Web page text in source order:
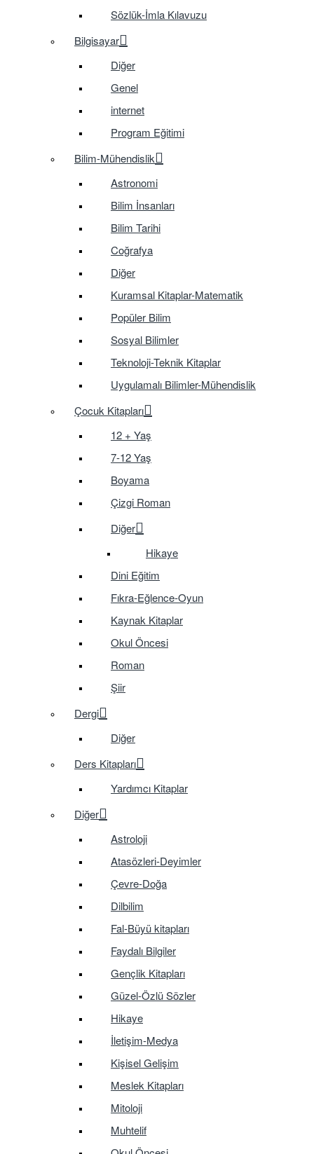
Sözlük-İmla Kılavuzu
Bilgisayar
Diğer
Genel
internet
Program Eğitimi
Bilim-Mühendislik
Astronomi
Bilim İnsanları
Bilim Tarihi
Coğrafya
Diğer
Kuramsal Kitaplar-Matematik
Popüler Bilim
Sosyal Bilimler
Teknoloji-Teknik Kitaplar
Uygulamalı Bilimler-Mühendislik
Çocuk Kitapları
12 + Yaş
7-12 Yaş
Boyama
Çizgi Roman
Diğer
Hikaye
Dini Eğitim
Fıkra-Eğlence-Oyun
Kaynak Kitaplar
Okul Öncesi
Roman
Şiir
Dergi
Diğer
Ders Kitapları
Yardımcı Kitaplar
Diğer
Astroloji
Atasözleri-Deyimler
Çevre-Doğa
Dilbilim
Fal-Büyü kitapları
Faydalı Bilgiler
Gençlik Kitapları
Güzel-Özlü Sözler
Hikaye
İletişim-Medya
Kişisel Gelişim
Meslek Kitapları
Mitoloji
Muhtelif